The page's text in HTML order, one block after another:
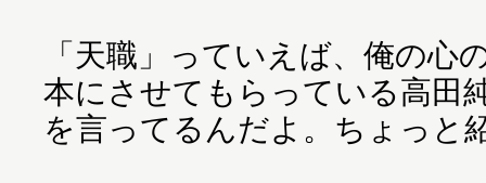
「天職」っていえば、俺の心
本にさせてもらっている高田
を言ってるんだよ。ちょっと